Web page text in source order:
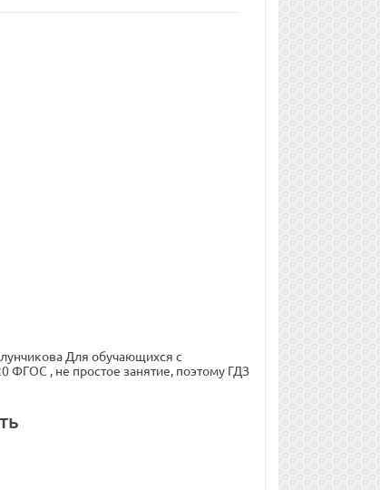
Для обучающихся с
ФГОС , не простое занятие, поэтому ГДЗ